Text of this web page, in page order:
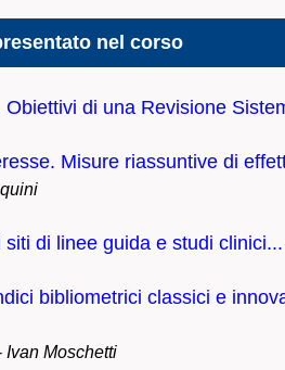
nel corso
di una Revisione
Misure riassuntive di
di linee guida e studi clinici...
bibliometrici classici e
Ivan Moschetti